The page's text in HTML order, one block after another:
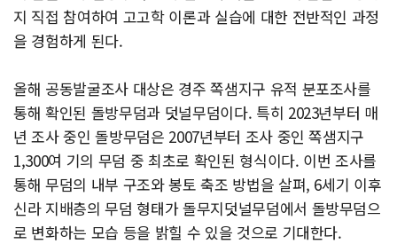
지 직접 참여하여 고고학 이론과 실습에 대한 전반적인 과정
을 경험하게 된다.
올해 공동발굴조사 대상은 경주 쪽샘지구 유적 분포조사를
통해 확인된 돌방무덤과 덧널무덤이다. 특히 2023년부터 매
년 조사 중인 돌방무덤은 2007년부터 조사 중인 쪽샘지구
1,300여 기의 무덤 중 최초로 확인된 형식이다. 이번 조사를
통해 무덤의 내부 구조와 봉토 축조 방법을 살펴, 6세기 이후
신라 지배층의 무덤 형태가 돌무지덧널무덤에서 돌방무덤으
로 변화하는 모습 등을 밝힐 수 있을 것으로 기대한다.